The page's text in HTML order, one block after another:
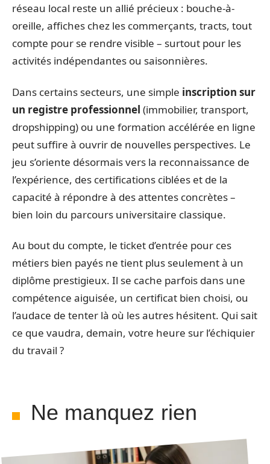
réseau local reste un allié précieux : bouche-à-
oreille, affiches chez les commerçants, tracts, tout
compte pour se rendre visible – surtout pour les
activités indépendantes ou saisonnières.
Dans certains secteurs, une simple inscription sur
un registre professionnel (immobilier, transport,
dropshipping) ou une formation accélérée en ligne
peut suffire à ouvrir de nouvelles perspectives. Le
jeu s’oriente désormais vers la reconnaissance de
l’expérience, des certifications ciblées et de la
capacité à répondre à des attentes concrètes –
bien loin du parcours universitaire classique.
Au bout du compte, le ticket d’entrée pour ces
métiers bien payés ne tient plus seulement à un
diplôme prestigieux. Il se cache parfois dans une
compétence aiguisée, un certificat bien choisi, ou
l’audace de tenter là où les autres hésitent. Qui sait
ce que vaudra, demain, votre heure sur l’échiquier
du travail ?
Ne manquez rien